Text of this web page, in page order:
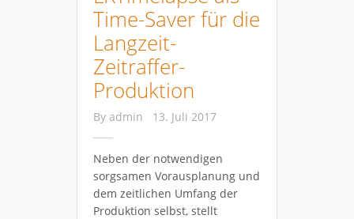
Time-Saver für die
Langzeit-
Zeitraffer-
Produktion
By admin 13. Juli 2017
Neben der notwendigen
sorgsamen Vorausplanung und
dem zeitlichen Umfang der
Produktion selbst, stellt